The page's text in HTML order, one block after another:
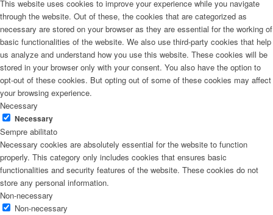
This website uses cookies to improve your experience while you navigate
through the website. Out of these, the cookies that are categorized as
necessary are stored on your browser as they are essential for the working of
basic functionalities of the website. We also use third-party cookies that help
us analyze and understand how you use this website. These cookies will be
stored in your browser only with your consent. You also have the option to
opt-out of these cookies. But opting out of some of these cookies may affect
your browsing experience.
Necessary
Necessary
Sempre abilitato
Necessary cookies are absolutely essential for the website to function
properly. This category only includes cookies that ensures basic
functionalities and security features of the website. These cookies do not
store any personal information.
Non-necessary
Non-necessary